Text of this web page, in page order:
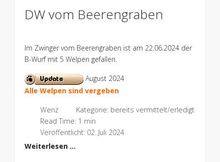
DW vom Beerengraben
Im Zwinger vom Beerengraben ist am 22.06.2024 der
B-Wurf mit 5 Welpen gefallen.
August 2024
Alle Welpen sind vergeben
Wenz Kategorie: bereits vermittelt/erledigt
Read Time: 1 min
Veröffentlicht: 02. Juli 2024
Weiterlesen …